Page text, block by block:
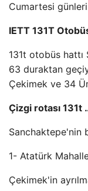
Cumartesi
IETT 131T
131t otobüs hattı
63 duraktan
Çekimek ve 34
Çizgi rotası 131t
Sanchaktepe'nin
1- Atatürk
Çekimek'in